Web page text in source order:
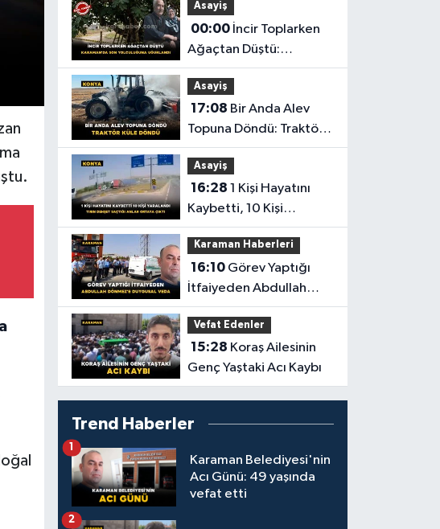
Asayiş
00:00İncir Toplarken
Ağaçtan Düştü:
Karaman'da Son
Yolculuğuna Uğurlandı
Asayiş
17:08
Topuna Döndü: Traktör
Küle Döndü
Asayiş
16:28
Kaybetti, 10 Kişi
Yaralandı! Tırın Dehşet
Saçtığı Anlar Ortaya
Çıktı
Karaman Haberleri
16:10Görev Yaptığı
İtfaiyeden Abdullah
Dönmez'e Duygusal
Veda
Vefat Edenler
15:28
Genç Yaştaki Acı Kaybı
Trend Haberler
Karaman Belediyesi'nin
Acı Günü: 49 yaşında
vefat etti
1
2